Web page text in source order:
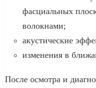
фасциальных
волокнами;
акустические
изменения в
После осмотра и